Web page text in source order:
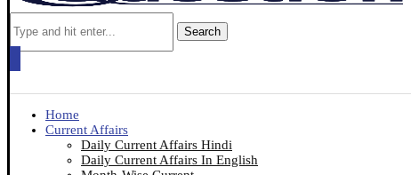
Search
Home
Current Affairs
Daily Current Affairs Hindi
Daily Current Affairs In English